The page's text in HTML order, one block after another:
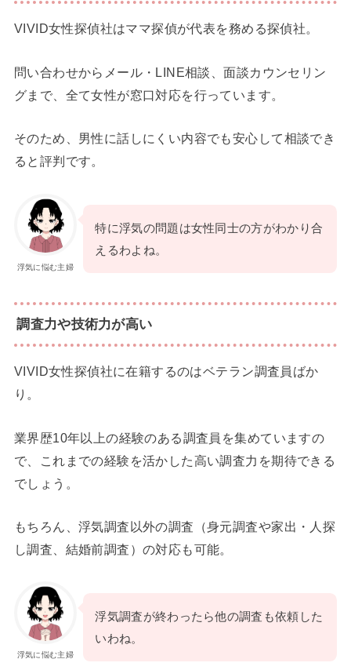
VIVID女性探偵社はママ探偵が代表を務める探偵社。
問い合わせからメール・LINE相談、面談カウンセリン
グまで、全て女性が窓口対応を行っています。
そのため、男性に話しにくい内容でも安心して相談でき
ると評判です。
浮気に悩む主婦
特に浮気の問題は女性同士の方がわかり合
えるわよね。
調査力や技術力が高い
VIVID女性探偵社に在籍するのはベテラン調査員ばか
り。
業界歴10年以上の経験のある調査員を集めていますの
で、これまでの経験を活かした高い調査力を期待できる
でしょう。
もちろん、浮気調査以外の調査（身元調査や家出・人探
し調査、結婚前調査）の対応も可能。
浮気に悩む主婦
浮気調査が終わったら他の調査も依頼した
いわね。